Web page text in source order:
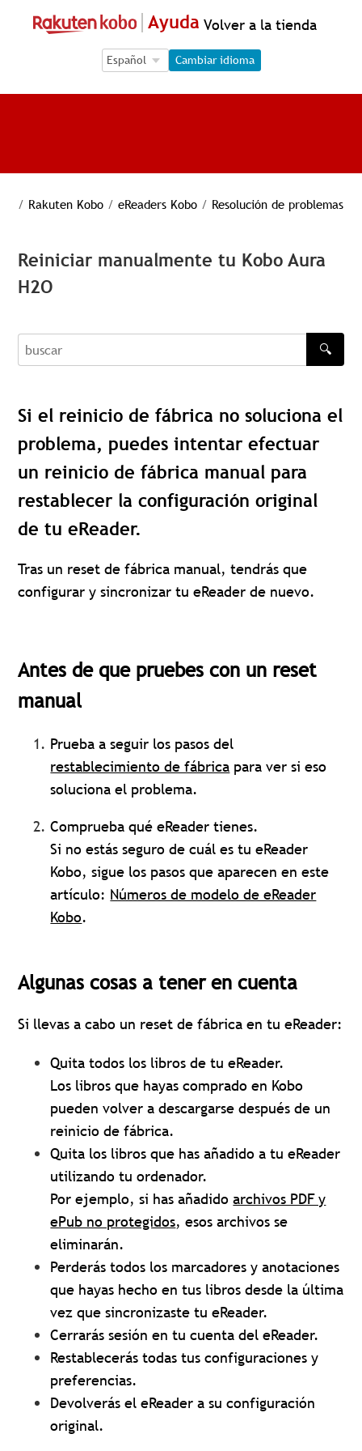
Ayuda Volver a la tienda
Language Selection
Language Selection
Cambiar idioma
/ Rakuten Kobo / eReaders Kobo / Resolución de problemas
Reiniciar manualmente tu Kobo Aura
H2O
buscar
🔍
Si el reinicio de fábrica no soluciona el
problema, puedes intentar efectuar
un reinicio de fábrica manual para
restablecer la configuración original
de tu eReader.
Tras un reset de fábrica manual, tendrás que
configurar y sincronizar tu eReader de nuevo.
Antes de que pruebes con un reset
manual
Prueba a seguir los pasos del
restablecimiento de fábrica para ver si eso
soluciona el problema.
Comprueba qué eReader tienes.
Si no estás seguro de cuál es tu eReader
Kobo, sigue los pasos que aparecen en este
artículo: Números de modelo de eReader
Kobo.
Algunas cosas a tener en cuenta
Si llevas a cabo un reset de fábrica en tu eReader:
Quita todos los libros de tu eReader.
Los libros que hayas comprado en Kobo
pueden volver a descargarse después de un
reinicio de fábrica.
Quita los libros que has añadido a tu eReader
utilizando tu ordenador.
Por ejemplo, si has añadidoarchivos PDF y
ePub no protegidos, esos archivos se
eliminarán.
Perderás todos los marcadores y anotaciones
que hayas hecho en tus libros desde la última
vez que sincronizaste tu eReader.
Cerrarás sesión en tu cuenta del eReader.
Restablecerás todas tus configuraciones y
preferencias.
Devolverás el eReader a su configuración
original.